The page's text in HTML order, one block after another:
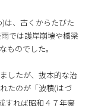
は、古くからたびた
では護岸崩壊や橋梁
ものでした。
したが、抜本的な治
たのが「波積(はづ
すれば昭和４７年豪